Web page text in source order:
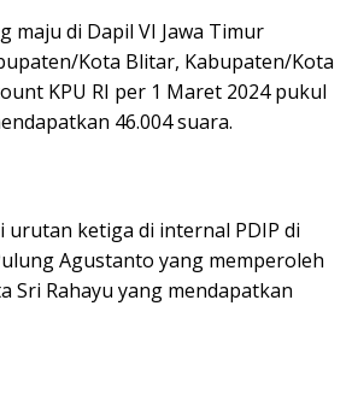
maju di Dapil VI Jawa Timur
Kota Blitar, Kabupaten/Kota
KPU RI per 1 Maret 2024 pukul
46.004 suara.
urutan ketiga di internal PDIP di
Agustanto yang memperoleh
Sri Rahayu yang mendapatkan